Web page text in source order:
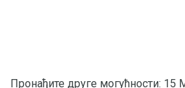
Пронађите друге могућности: 15